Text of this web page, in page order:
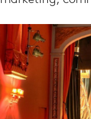
Menu
Home
9 sept: GenAI-